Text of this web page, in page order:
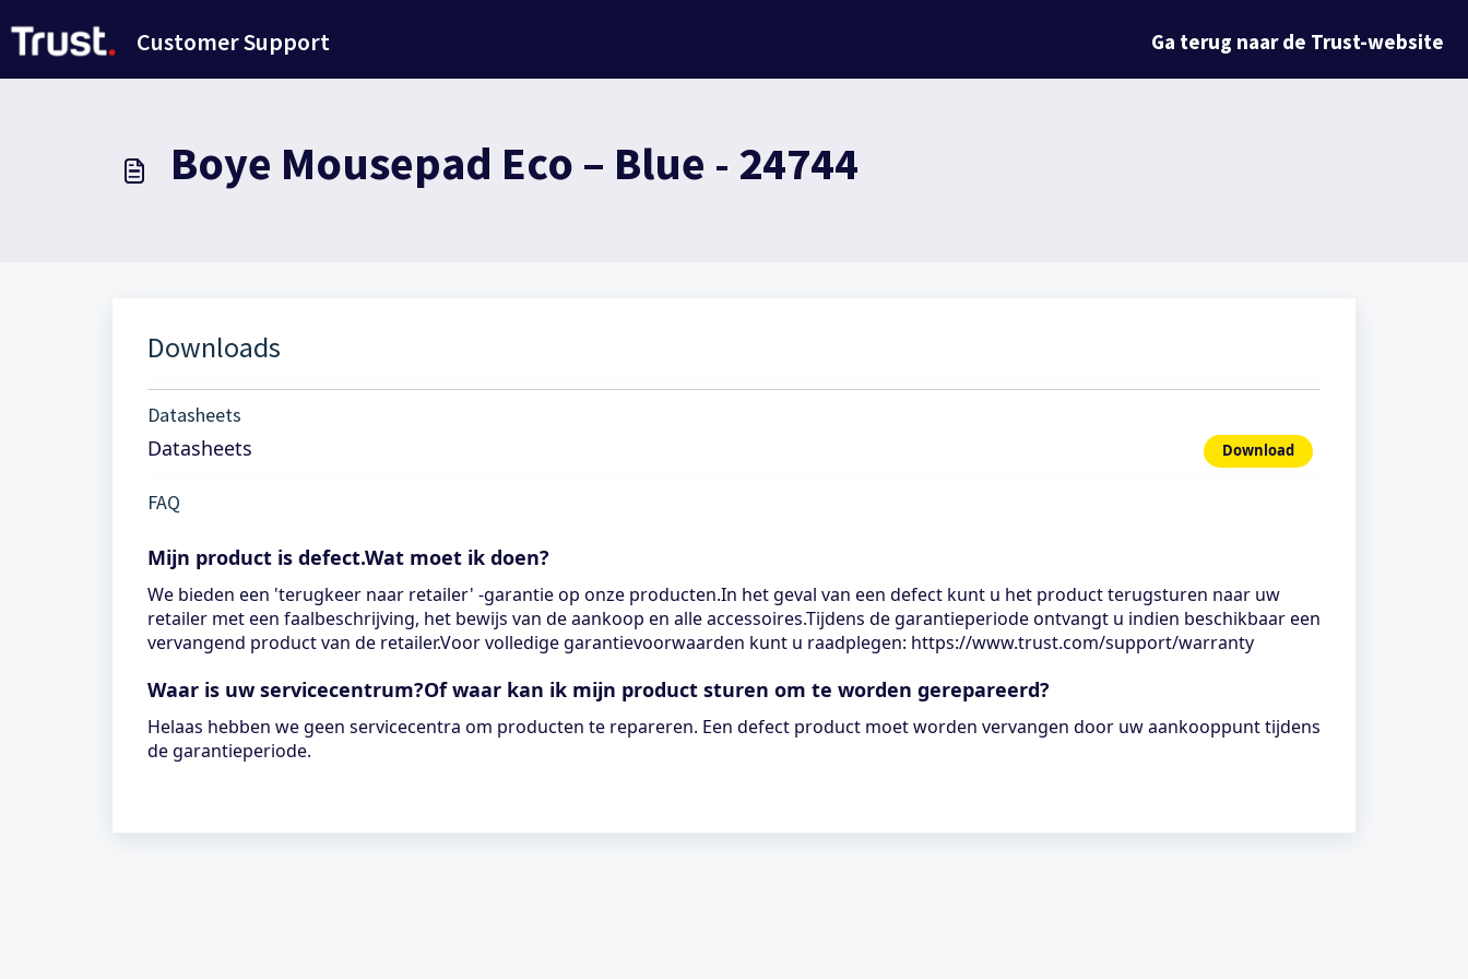
Customer Support Ga terug naar de Trust-website
Boye Mousepad Eco – Blue - 24744
Downloads
Datasheets
Datasheets Download
FAQ
Mijn product is defect.Wat moet ik doen?
We bieden een 'terugkeer naar retailer' -garantie op onze producten.In het geval van een defect kunt u het product terugsturen naar uw
retailer met een faalbeschrijving, het bewijs van de aankoop en alle accessoires.Tijdens de garantieperiode ontvangt u indien beschikbaar een
vervangend product van de retailer.Voor volledige garantievoorwaarden kunt u raadplegen: https://www.trust.com/support/warranty
Waar is uw servicecentrum?Of waar kan ik mijn product sturen om te worden gerepareerd?
Helaas hebben we geen servicecentra om producten te repareren. Een defect product moet worden vervangen door uw aankooppunt tijdens
de garantieperiode.